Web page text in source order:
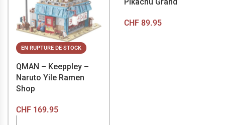
EN RUPTURE DE STOCK
QMAN – Keeppley –
Naruto Yile Ramen
Shop
CHF 169.95
Pikachu Grand
CHF89.95